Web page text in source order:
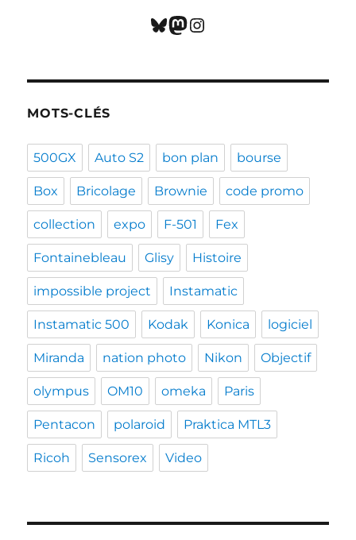
Bluesky
Mastodon
Instagram
MOTS-CLÉS
500GX Auto S2 bon plan bourse
Box Bricolage Brownie code promo
collection expo F-501 Fex
Fontainebleau Glisy Histoire
impossible project Instamatic
Instamatic 500 Kodak Konica logiciel
Miranda nation photo Nikon Objectif
olympus OM10 omeka Paris
Pentacon polaroid Praktica MTL3
Ricoh Sensorex Video